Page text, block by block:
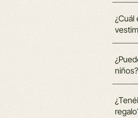
¿Cuál
niños?